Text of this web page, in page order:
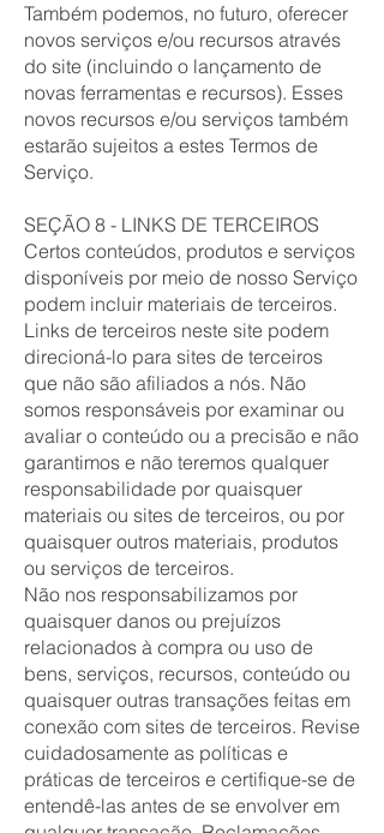
Também podemos, no futuro, oferecer
novos serviços e/ou recursos através
do site (incluindo o lançamento de
novas ferramentas e recursos). Esses
novos recursos e/ou serviços também
estarão sujeitos a estes Termos de
Serviço.
SEÇÃO 8 - LINKS DE TERCEIROS
Certos conteúdos, produtos e serviços
disponíveis por meio de nosso Serviço
podem incluir materiais de terceiros.
Links de terceiros neste site podem
direcioná-lo para sites de terceiros
que não são afiliados a nós. Não
somos responsáveis por examinar ou
avaliar o conteúdo ou a precisão e não
garantimos e não teremos qualquer
responsabilidade por quaisquer
materiais ou sites de terceiros, ou por
quaisquer outros materiais, produtos
ou serviços de terceiros.
Não nos responsabilizamos por
quaisquer danos ou prejuízos
relacionados à compra ou uso de
bens, serviços, recursos, conteúdo ou
quaisquer outras transações feitas em
conexão com sites de terceiros. Revise
cuidadosamente as políticas e
práticas de terceiros e certifique-se de
entendê-las antes de se envolver em